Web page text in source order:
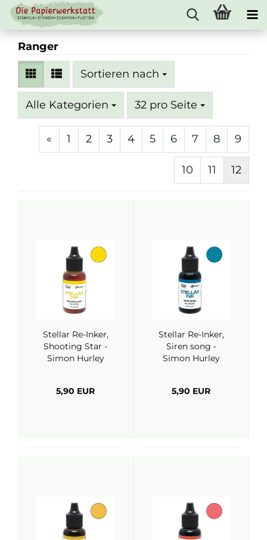
Ranger
Sortieren nach
Sortieren nach
Alle Kategorien 32 pro Seite
pro Seite
« 1 2 3 4 5 6 7 8 9
10 11 12
Stellar Re-Inker,
Shooting Star -
Simon Hurley
5,90 EUR
Stellar Re-Inker,
Siren song -
Simon Hurley
5,90 EUR